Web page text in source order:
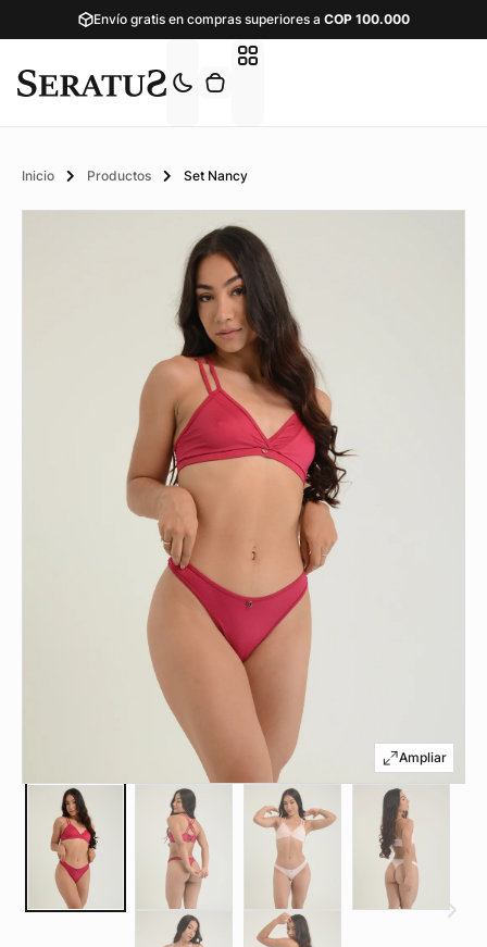
Envío gratis en compras superiores a COP100.000
Inicio Productos Set Nancy